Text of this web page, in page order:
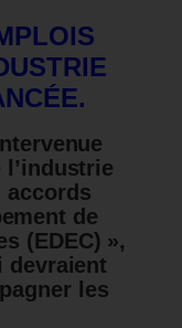
l’industrie
accords
de
(EDEC) »,
devraient
les